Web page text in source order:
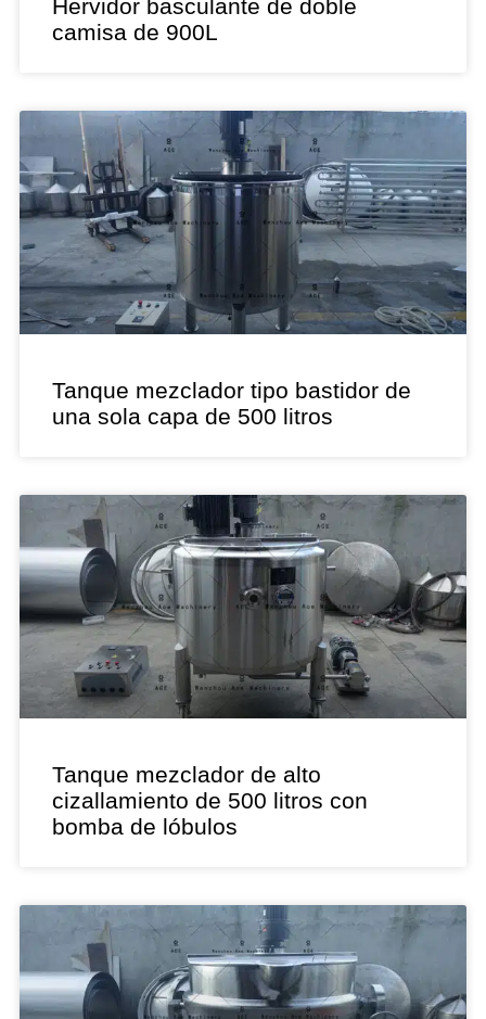
Hervidor basculante de doble
camisa de 900L
Tanque mezclador tipo bastidor de
una sola capa de 500 litros
Tanque mezclador de alto
cizallamiento de 500 litros con
bomba de lóbulos